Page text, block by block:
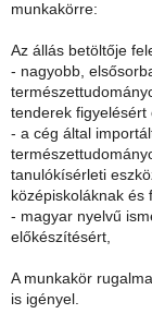
munkakörre:
Az állás betöltője
- nagyobb,
tenderek figyelésért
- a cég által
tanulókísérleti
középiskoláknak és
- magyar nyelvű
előkészítésért,
A munkakör
is igényel.